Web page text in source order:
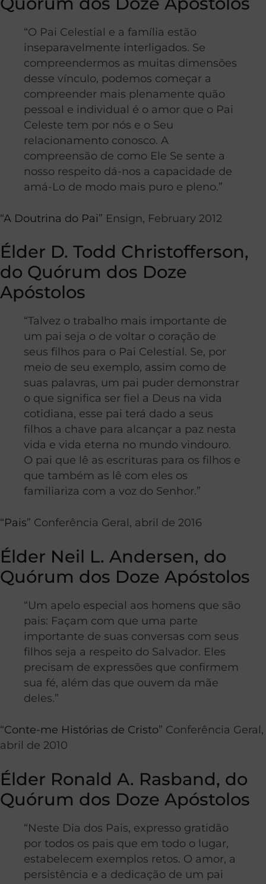
“O Pai Celestial e a família estão
inseparavelmente interligados. Se
compreendermos as muitas dimensões
desse vínculo, podemos começar a
compreender mais plenamente quão
pessoal e individual é o amor que o Pai
Celeste tem por nós e o Seu
relacionamento conosco. A
compreensão de como Ele Se sente a
nosso respeito dá-nos a capacidade de
amá-Lo de modo mais puro e pleno.”
“A Doutrina do Pai” Ensign, February 2012
Élder D. Todd Christofferson,
do Quórum dos Doze
Apóstolos
“Talvez o trabalho mais importante de
um pai seja o de voltar o coração de
seus filhos para o Pai Celestial. Se, por
meio de seu exemplo, assim como de
suas palavras, um pai puder demonstrar
o que significa ser fiel a Deus na vida
cotidiana, esse pai terá dado a seus
filhos a chave para alcançar a paz nesta
vida e vida eterna no mundo vindouro.
O pai que lê as escrituras para os filhos e
que também as lê com eles os
familiariza com a voz do Senhor.”
“Pais” Conferência Geral, abril de 2016
Élder Neil L. Andersen, do
Quórum dos Doze Apóstolos
“Um apelo especial aos homens que são
pais: Façam com que uma parte
importante de suas conversas com seus
filhos seja a respeito do Salvador. Eles
precisam de expressões que confirmem
sua fé, além das que ouvem da mãe
deles.”
“Conte-me Histórias de Cristo” Conferência Geral,
abril de 2010
Élder Ronald A. Rasband, do
Quórum dos Doze Apóstolos
“Neste Dia dos Pais, expresso gratidão
por todos os pais que em todo o lugar,
estabelecem exemplos retos. O amor, a
persistência e a dedicação de um pai